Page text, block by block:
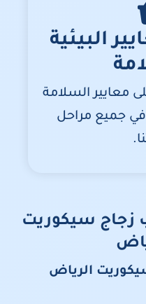
البيئية
معايير السلامة
في جميع مراحل
زجاج سيكوريت
الرياض